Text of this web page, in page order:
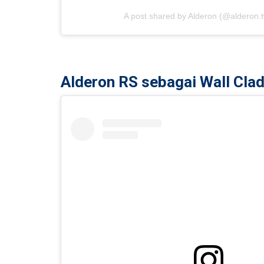
A post shared by Alderon
Alderon RS sebagai Wall